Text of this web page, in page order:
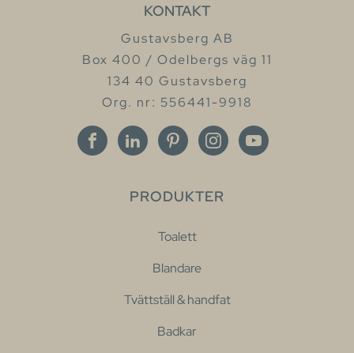
KONTAKT
Gustavsberg AB
Box 400 / Odelbergs väg 11
134 40 Gustavsberg
Org. nr: 556441-9918
PRODUKTER
Toalett
Blandare
Tvättställ & handfat
Badkar